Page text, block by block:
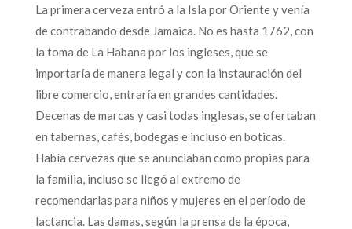
La primera cerveza entró a la Isla por Oriente y venía
de contrabando desde Jamaica. No es hasta 1762, con
la toma de La Habana por los ingleses, que se
importaría de manera legal y con la instauración del
libre comercio, entraría en grandes cantidades.
Decenas de marcas y casi todas inglesas, se ofertaban
en tabernas, cafés, bodegas e incluso en boticas.
Había cervezas que se anunciaban como propias para
la familia, incluso se llegó al extremo de
recomendarlas para niños y mujeres en el período de
lactancia. Las damas, según la prensa de la época,